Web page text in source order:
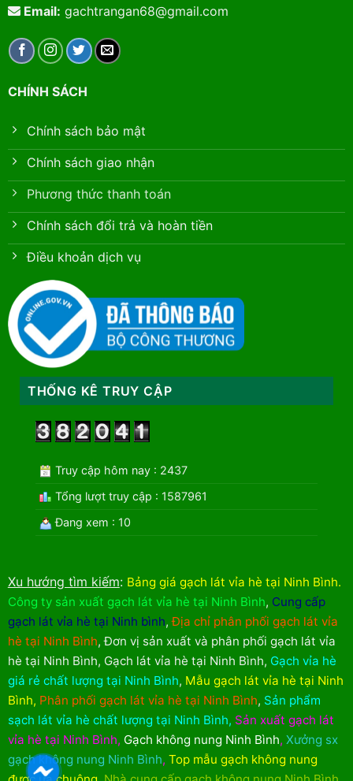
Email: gachtrangan68@gmail.com
CHÍNH SÁCH
Chính sách bảo mật
Chính sách giao nhận
Phương thức thanh toán
Chính sách đổi trả và hoàn tiền
Điều khoản dịch vụ
THỐNG KÊ TRUY CẬP
Truy cập hôm nay : 2437
Tổng lượt truy cập : 1587961
Đang xem : 10
Xu hướng tìm kiếm: Bảng giá gạch lát vỉa hè tại Ninh Bình.
Công ty sản xuất gạch lát vỉa hè tại Ninh Bình, Cung cấp
gạch lát vỉa hè tại Ninh bình,Địa chỉ phân phối gạch lát vỉa
hè tại Ninh Bình,Đơn vị sản xuất và phân phối gạch lát vỉa
hè tại Ninh Bình, Gạch lát vỉa hè tại Ninh Bình, Gạch vỉa hè
giá rẻ chất lượng tại Ninh Bình, Mẫu gạch lát vỉa hè tại Ninh
Bình, Phân phối gạch lát vỉa hè tại Ninh Bình, Sản phẩm
sạch lát vỉa hè chất lượng tại Ninh Bình, Sản xuất gạch lát
vỉa hè tại Ninh Bình, Gạch không nung Ninh Bình, Xưởng sx
gạch không nung Ninh Bình, Top mẫu gạch không nung